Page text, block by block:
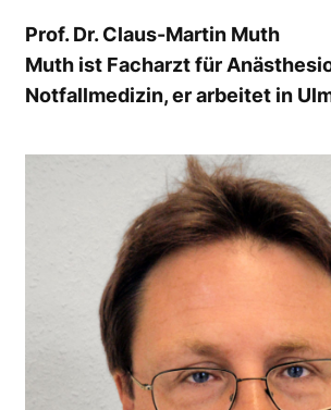
Prof. Dr. Claus-Martin Muth
Muth ist Facharzt für
Notfallmedizin, er arbeitet in